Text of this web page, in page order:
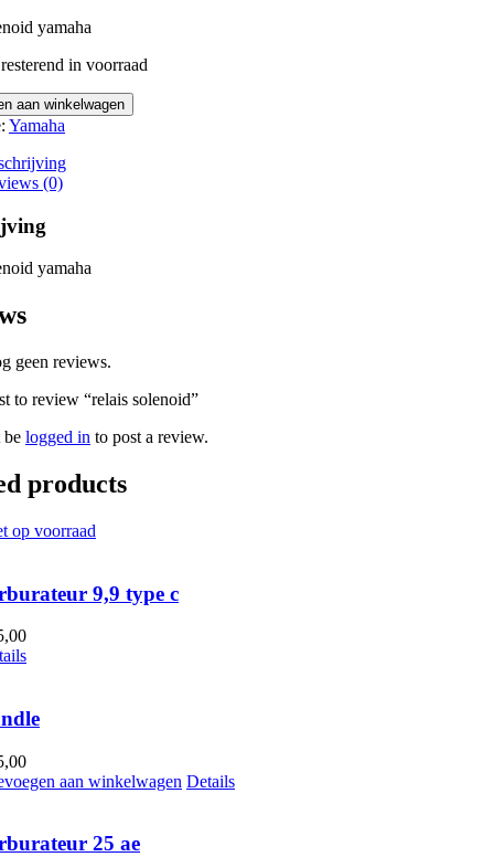
yamaha
in voorraad
aan winkelwagen
Yamaha
(0)
yamaha
geen reviews.
to review “relais solenoid”
be logged in to post a review.
products
op voorraad
9,9 type c
aan winkelwagen Details
25 ae